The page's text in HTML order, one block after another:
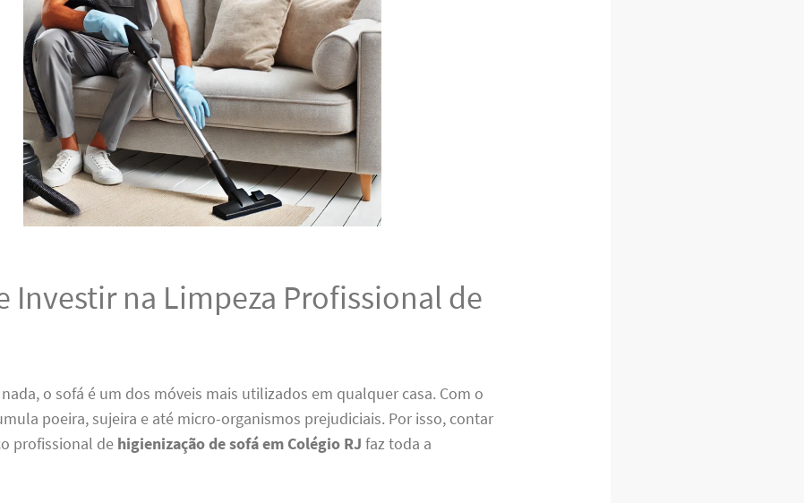
Investir na Limpeza Profissional de
o sofá é um dos móveis mais utilizados em qualquer casa. Com o
poeira, sujeira e até micro-organismos prejudiciais. Por isso, contar
profissional de higienização de sofá em Colégio RJ faz toda a